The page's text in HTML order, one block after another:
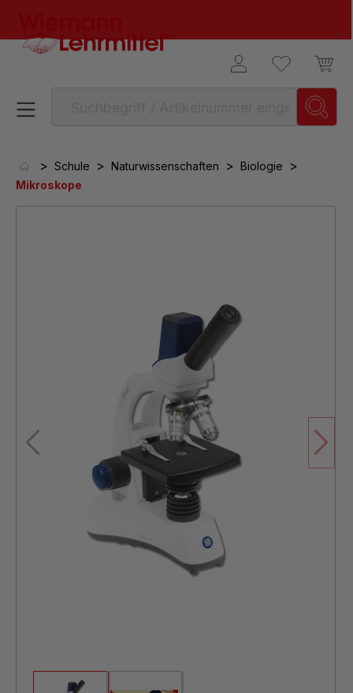
> Schule > Naturwissenschaften > Biologie >
Mikroskope